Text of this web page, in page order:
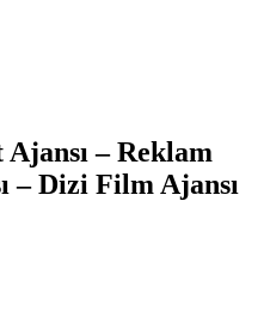
Ajansı – Reklam
– Dizi Film Ajansı